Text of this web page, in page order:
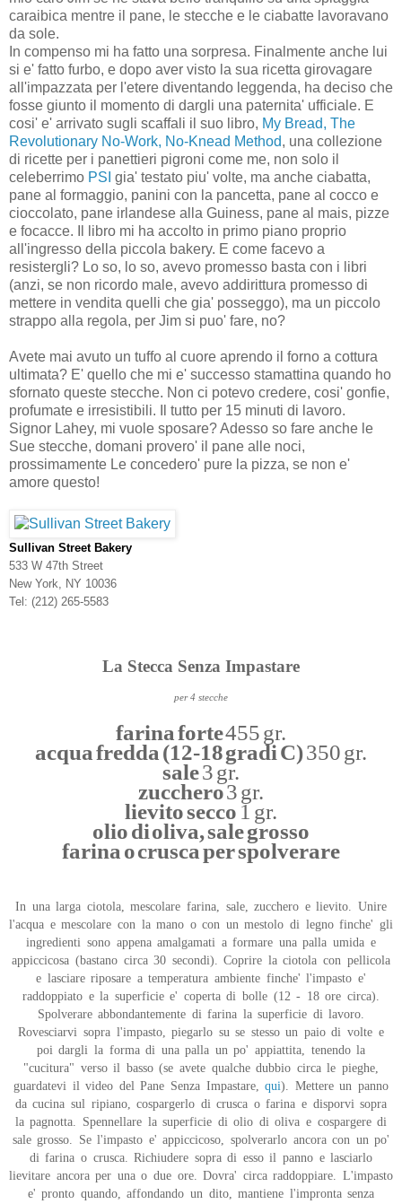
caraibica mentre il pane, le stecche e le ciabatte lavoravano
da sole.
In compenso mi ha fatto una sorpresa. Finalmente anche lui
si e' fatto furbo, e dopo aver visto la sua ricetta girovagare
all'impazzata per l'etere diventando leggenda, ha deciso che
fosse giunto il momento di dargli una paternita' ufficiale. E
cosi' e' arrivato sugli scaffali il suo libro, My Bread, The
Revolutionary No-Work, No-Knead Method, una collezione
di ricette per i panettieri pigroni come me, non solo il
celeberrimo PSI gia' testato piu' volte, ma anche ciabatta,
pane al formaggio, panini con la pancetta, pane al cocco e
cioccolato, pane irlandese alla Guiness, pane al mais, pizze
e focacce. Il libro mi ha accolto in primo piano proprio
all'ingresso della piccola bakery. E come facevo a
resistergli? Lo so, lo so, avevo promesso basta con i libri
(anzi, se non ricordo male, avevo addirittura promesso di
mettere in vendita quelli che gia' posseggo), ma un piccolo
strappo alla regola, per Jim si puo' fare, no?
Avete mai avuto un tuffo al cuore aprendo il forno a cottura
ultimata? E' quello che mi e' successo stamattina quando ho
sfornato queste stecche. Non ci potevo credere, cosi' gonfie,
profumate e irresistibili. Il tutto per 15 minuti di lavoro.
Signor Lahey, mi vuole sposare? Adesso so fare anche le
Sue stecche, domani provero' il pane alle noci,
prossimamente Le concedero' pure la pizza, se non e'
amore questo!
Sullivan Street Bakery
533 W 47th Street
New York, NY 10036
Tel: (212) 265-5583
La Stecca Senza Impastare
per 4 stecche
farina forte455 gr.
acqua fredda (12-18 gradi C)350 gr.
sale3 gr.
zucchero3 gr.
lievito secco 1 gr.
olio di oliva, sale grosso
farina o crusca per spolverare
In una larga ciotola, mescolare farina, sale, zucchero e lievito. Unire
l'acqua e mescolare con la mano o con un mestolo di legno finche' gli
ingredienti sono appena amalgamati a formare una palla umida e
appiccicosa (bastano circa 30 secondi). Coprire la ciotola con pellicola
e lasciare riposare a temperatura ambiente finche' l'impasto e'
raddoppiato e la superficie e' coperta di bolle (12 - 18 ore circa).
Spolverare abbondantemente di farina la superficie di lavoro.
Rovesciarvi sopra l'impasto, piegarlo su se stesso un paio di volte e
poi dargli la forma di una palla un po' appiattita, tenendo la
"cucitura" verso il basso (se avete qualche dubbio circa le pieghe,
guardatevi il video del Pane Senza Impastare,qui). Mettere un panno
da cucina sul ripiano, cospargerlo di crusca o farina e disporvi sopra
la pagnotta. Spennellare la superficie di olio di oliva e cospargere di
sale grosso. Se l'impasto e' appiccicoso, spolverarlo ancora con un po'
di farina o crusca. Richiudere sopra di esso il panno e lasciarlo
lievitare ancora per una o due ore. Dovra' circa raddoppiare. L'impasto
e' pronto quando, affondando un dito, mantiene l'impronta senza